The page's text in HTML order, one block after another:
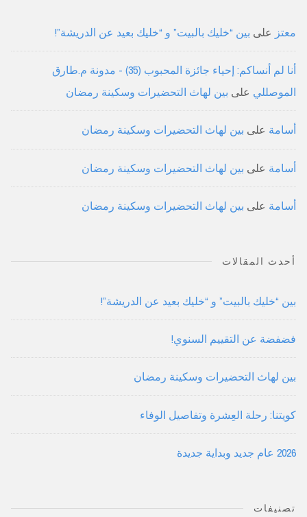
معتز على بين “خليك بالبيت” و “خليك بعيد عن الدريشة”!
أنا لم أنساكم: إحياء جائزة المحبوب (35) - مدونة م.طارق
الموصللي على بين لهاث التحضيرات وسكينة رمضان
أسامة على بين لهاث التحضيرات وسكينة رمضان
أسامة على بين لهاث التحضيرات وسكينة رمضان
أسامة على بين لهاث التحضيرات وسكينة رمضان
أحدث المقالات
بين “خليك بالبيت” و “خليك بعيد عن الدريشة”!
فضفضة عن التقييم السنوي!
بين لهاث التحضيرات وسكينة رمضان
كويتنا: رحلة العِشرة وتفاصيل الوفاء
2026 عام جديد وبداية جديدة
تصنيفات